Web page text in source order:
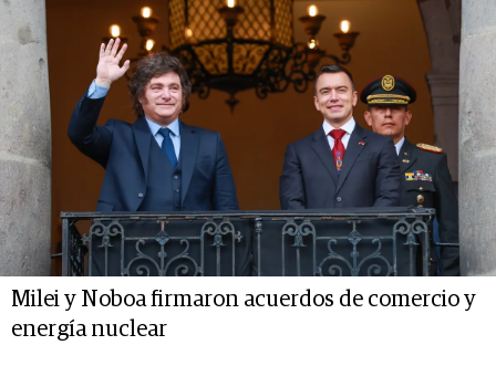
Milei y Noboa firmaron acuerdos de comercio y
energía nuclear